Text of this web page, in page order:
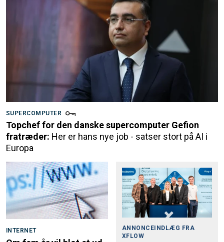
SUPERCOMPUTER
Topchef for den danske supercomputer Gefion
fratræder: Her er hans nye job - satser stort på AI i
Europa
INTERNET
ANNONCEINDLÆG FRA
XFLOW